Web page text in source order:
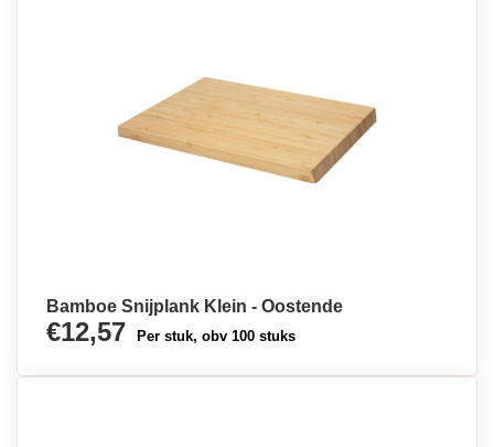
Bamboe Snijplank Klein - Oostende
€12,57 Per stuk, obv 100 stuks